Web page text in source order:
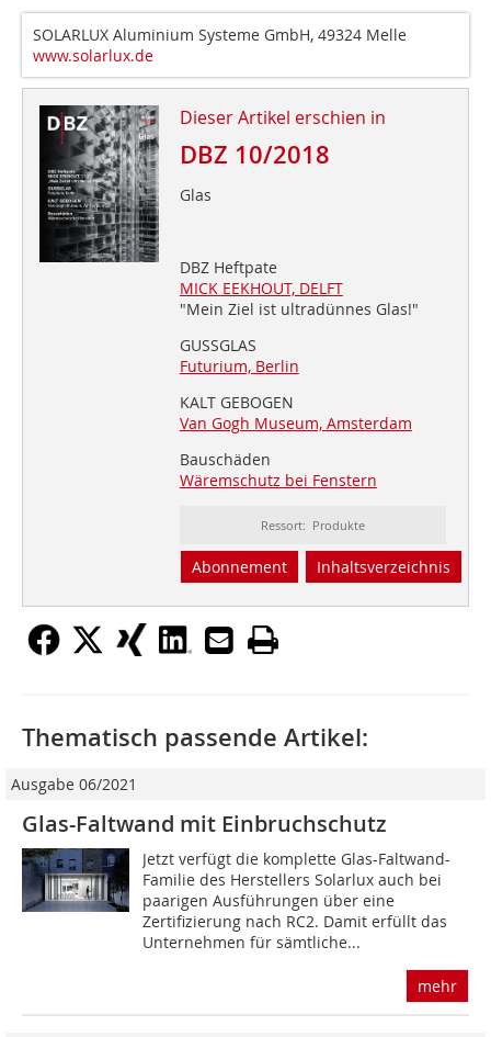
SOLARLUX Aluminium Systeme GmbH, 49324 Melle
www.solarlux.de
Dieser Artikel erschien in
DBZ 10/2018
Glas
DBZ Heftpate
MICK EEKHOUT, DELFT
"Mein Ziel ist ultradünnes Glas!"
GUSSGLAS
Futurium, Berlin
KALT GEBOGEN
Van Gogh Museum, Amsterdam
Bauschäden
Wäremschutz bei Fenstern
Ressort: Produkte
Abonnement Inhaltsverzeichnis
Thematisch passende Artikel:
Ausgabe 06/2021
Glas-Faltwand mit Einbruchschutz
Jetzt verfügt die komplette Glas-Faltwand-
Familie des Herstellers Solarlux auch bei
paarigen Ausführungen über eine
Zertifizierung nach RC2. Damit erfüllt das
Unternehmen für sämtliche...
mehr